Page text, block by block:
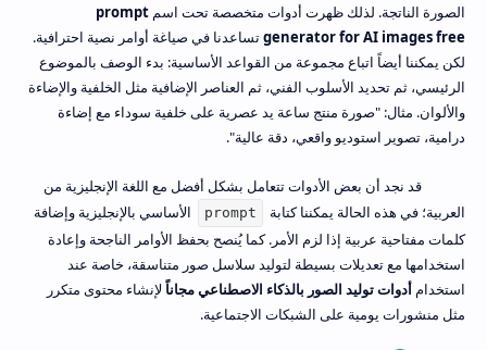
الصورة الناتجة. لذلك ظهرت أدوات متخصصة تحت اسم prompt
generator for AI images freeتساعدنا في صياغة أوامر نصية احترافية.
لكن يمكننا أيضاً اتباع مجموعة من القواعد الأساسية: بدء الوصف بالموضوع
الرئيسي، ثم تحديد الأسلوب الفني، ثم العناصر الإضافية مثل الخلفية والإضاءة
والألوان. مثال: "صورة منتج ساعة يد عصرية على خلفية سوداء مع إضاءة
درامية، تصوير استوديو واقعي، دقة عالية".
قد نجد أن بعض الأدوات تتعامل بشكل أفضل مع اللغة الإنجليزية من
العربية؛ في هذه الحالة يمكننا كتابة
prompt
الأساسي بالإنجليزية وإضافة
كلمات مفتاحية عربية إذا لزم الأمر. كما يُنصح بحفظ الأوامر الناجحة وإعادة
استخدامها مع تعديلات بسيطة لتوليد سلاسل صور متناسقة، خاصة عند
استخدام أدوات توليد الصور بالذكاء الاصطناعي مجاناًلإنشاء محتوى متكرر
مثل منشورات يومية على الشبكات الاجتماعية.